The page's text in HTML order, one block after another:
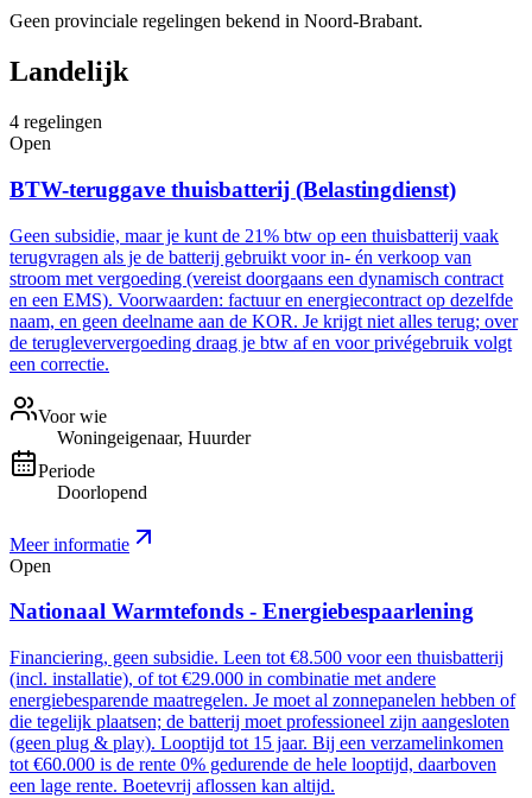
Geen provinciale regelingen bekend in Noord-Brabant.
Landelijk
4 regelingen
Open
BTW-teruggave thuisbatterij (Belastingdienst)
Geen subsidie, maar je kunt de 21% btw op een thuisbatterij vaak
terugvragen als je de batterij gebruikt voor in- én verkoop van
stroom met vergoeding (vereist doorgaans een dynamisch contract
en een EMS). Voorwaarden: factuur en energiecontract op dezelfde
naam, en geen deelname aan de KOR. Je krijgt niet alles terug; over
de terugleververgoeding draag je btw af en voor privégebruik volgt
een correctie.
Voor wie
Woningeigenaar, Huurder
Periode
Doorlopend
Meer informatie
Open
Nationaal Warmtefonds - Energiebespaarlening
Financiering, geen subsidie. Leen tot €8.500 voor een thuisbatterij
(incl. installatie), of tot €29.000 in combinatie met andere
energiebesparende maatregelen. Je moet al zonnepanelen hebben of
die tegelijk plaatsen; de batterij moet professioneel zijn aangesloten
(geen plug & play). Looptijd tot 15 jaar. Bij een verzamelinkomen
tot €60.000 is de rente 0% gedurende de hele looptijd, daarboven
een lage rente. Boetevrij aflossen kan altijd.